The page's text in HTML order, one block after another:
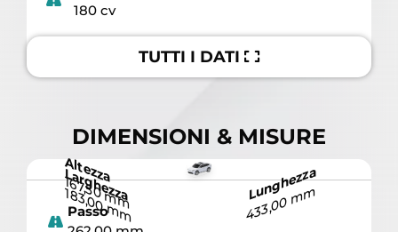
180 cv
TUTTI I DATI
DIMENSIONI & MISURE
Altezza
167,50 mm
Larghezza
183,00 mm
Lunghezza
433,00 mm
Passo